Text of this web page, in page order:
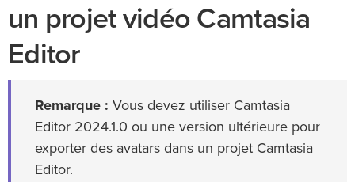
un projet vidéo Camtasia
Editor
Remarque : Vous devez utiliser Camtasia
Editor 2024.1.0 ou une version ultérieure pour
exporter des avatars dans un projet Camtasia
Editor.